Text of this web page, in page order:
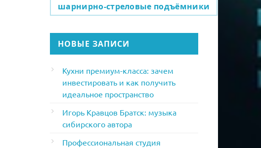
шарнирно-стреловые подъёмники
НОВЫЕ ЗАПИСИ
Кухни премиум-класса: зачем
инвестировать и как получить
идеальное пространство
Игорь Кравцов Братск: музыка
сибирского автора
Профессиональная студия